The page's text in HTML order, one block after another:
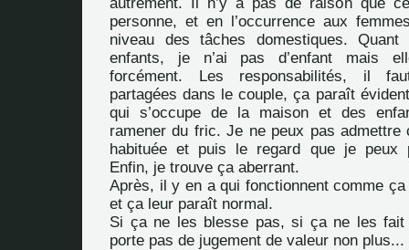
personne, et en l’occurrence aux
niveau des tâches domestiques. Quant
enfants, je n’ai pas d’enfant mais
forcément. Les responsabilités, il
partagées dans le couple, ça paraît
qui s’occupe de la maison et des
ramener du fric. Je ne peux pas admettre
habituée et puis le regard que je peux
Enfin, je trouve ça aberrant.
Après, il y en a qui fonctionnent comme
et ça leur paraît normal.
Si ça ne les blesse pas, si ça ne les
porte pas de jugement de valeur non plus...